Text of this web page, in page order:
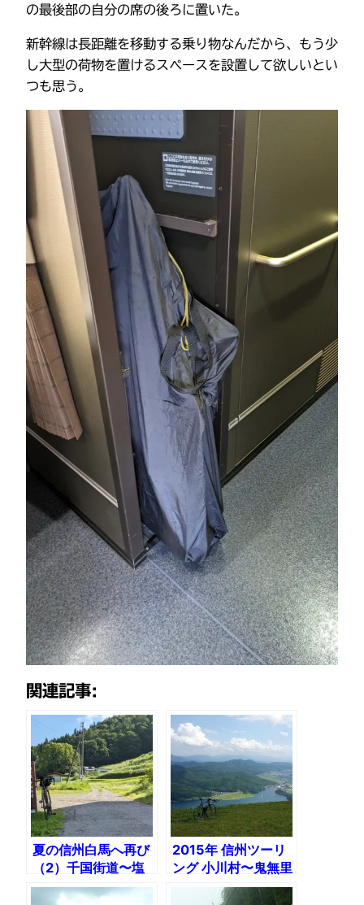
の最後部の自分の席の後ろに置いた。
新幹線は長距離を移動する乗り物なんだから、もう少
し大型の荷物を置けるスペースを設置して欲しいとい
つも思う。
関連記事:
夏の信州白馬へ再び
（2）千国街道〜塩
の道
2015年 信州ツーリ
ング 小川村〜鬼無里
村〜白馬〜松本〜塩